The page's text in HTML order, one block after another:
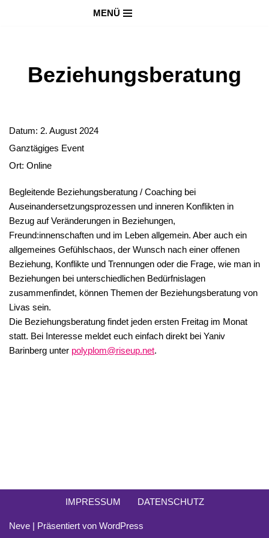
MENÜ
Beziehungsberatung
Datum: 2. August 2024
Ganztägiges Event
Ort: Online
Begleitende Beziehungsberatung / Coaching bei
Auseinandersetzungsprozessen und inneren Konflikten in
Bezug auf Veränderungen in Beziehungen,
Freund:innenschaften und im Leben allgemein. Aber auch ein
allgemeines Gefühlschaos, der Wunsch nach einer offenen
Beziehung, Konflikte und Trennungen oder die Frage, wie man in
Beziehungen bei unterschiedlichen Bedürfnislagen
zusammenfindet, können Themen der Beziehungsberatung von
Livas sein.
Die Beziehungsberatung findet jeden ersten Freitag im Monat
statt. Bei Interesse meldet euch einfach direkt bei Yaniv
Barinberg unter polyplom@riseup.net.
IMPRESSUM DATENSCHUTZ
Neve | Präsentiert von WordPress